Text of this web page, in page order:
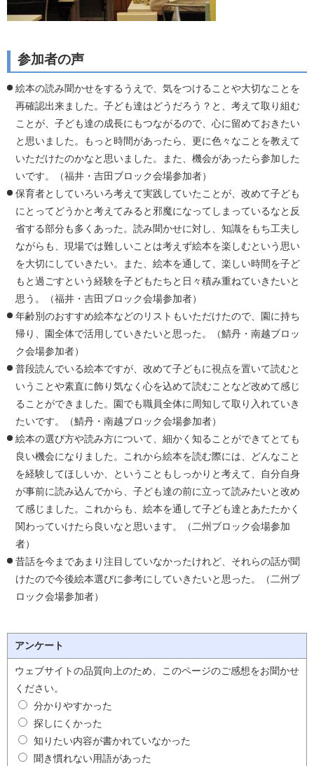
参加者の声
絵本の読み聞かせをするうえで、気をつけることや大切なことを
再確認出来ました。子ども達はどうだろう？と、考えて取り組む
ことが、子ども達の成長にもつながるので、心に留めておきたい
と思いました。もっと時間があったら、更に色々なことを教えて
いただけたのかなと思いました。また、機会があったら参加した
いです。（福井・吉田ブロック会場参加者）
保育者としていろいろ考えて実践していたことが、改めて子ども
にとってどうかと考えてみると邪魔になってしまっているなと反
省する部分も多くあった。読み聞かせに対し、知識をもち工夫し
ながらも、現場では難しいことは考えず絵本を楽しむという思い
を大切にしていきたい。また、絵本を通して、楽しい時間を子ど
もと過ごすという経験を子どもたちと日々積み重ねていきたいと
思う。（福井・吉田ブロック会場参加者）
年齢別のおすすめ絵本などのリストもいただけたので、園に持ち
帰り、園全体で活用していきたいと思った。（鯖丹・南越ブロッ
ク会場参加者）
普段読んでいる絵本ですが、改めて子どもに視点を置いて読むと
いうことや素直に飾り気なく心を込めて読むことなど改めて感じ
ることができました。園でも職員全体に周知して取り入れていき
たいです。（鯖丹・南越ブロック会場参加者）
絵本の選び方や読み方について、細かく知ることができてとても
良い機会になりました。これから絵本を読む際には、どんなこと
を経験してほしいか、ということもしっかりと考えて、自分自身
が事前に読み込んでから、子ども達の前に立って読みたいと改め
て感じました。これからも、絵本を通して子ども達とあたたかく
関わっていけたら良いなと思います。（二州ブロック会場参加
者）
昔話を今まであまり注目していなかったけれど、それらの話が聞
けたので今後絵本選びに参考にしていきたいと思った。（二州ブ
ロック会場参加者）
アンケート
ウェブサイトの品質向上のため、このページのご感想をお聞かせ
ください。
分かりやすかった
探しにくかった
知りたい内容が書かれていなかった
聞き慣れない用語があった